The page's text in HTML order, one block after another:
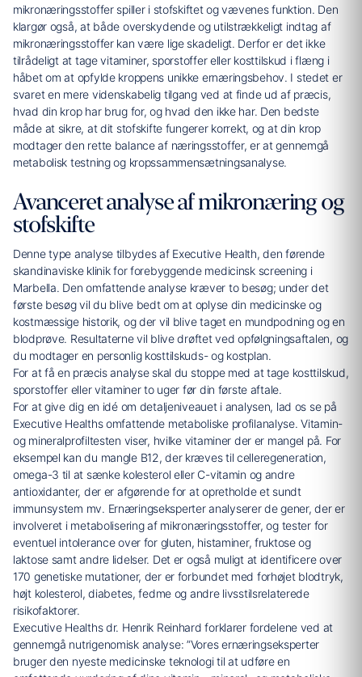
mikronæringsstoffer spiller i stofskiftet og vævenes funktion. Den
klargør også, at både overskydende og utilstrækkeligt indtag af
mikronæringsstoffer kan være lige skadeligt. Derfor er det ikke
tilrådeligt at tage vitaminer, sporstoffer eller kosttilskud i flæng i
håbet om at opfylde kroppens unikke ernæringsbehov. I stedet er
svaret en mere videnskabelig tilgang ved at finde ud af præcis,
hvad din krop har brug for, og hvad den ikke har. Den bedste
måde at sikre, at dit stofskifte fungerer korrekt, og at din krop
modtager den rette balance af næringsstoffer, er at gennemgå
metabolisk testning og kropssammensætningsanalyse.
Avanceret analyse af mikronæring og
stofskifte
Denne type analyse tilbydes af Executive Health, den førende
skandinaviske klinik for forebyggende medicinsk screening i
Marbella. Den omfattende analyse kræver to besøg; under det
første besøg vil du blive bedt om at oplyse din medicinske og
kostmæssige historik, og der vil blive taget en mundpodning og en
blodprøve. Resultaterne vil blive drøftet ved opfølgningsaftalen, og
du modtager en personlig kosttilskuds- og kostplan.
For at få en præcis analyse skal du stoppe med at tage kosttilskud,
sporstoffer eller vitaminer to uger før din første aftale.
For at give dig en idé om detaljeniveauet i analysen, lad os se på
Executive Healths omfattende metaboliske profilanalyse. Vitamin-
og mineralprofiltesten viser, hvilke vitaminer der er mangel på. For
eksempel kan du mangle B12, der kræves til celleregeneration,
omega-3 til at sænke kolesterol eller C-vitamin og andre
antioxidanter, der er afgørende for at opretholde et sundt
immunsystem mv. Ernæringseksperter analyserer de gener, der er
involveret i metabolisering af mikronæringsstoffer, og tester for
eventuel intolerance over for gluten, histaminer, fruktose og
laktose samt andre lidelser. Det er også muligt at identificere over
170 genetiske mutationer, der er forbundet med forhøjet blodtryk,
højt kolesterol, diabetes, fedme og andre livsstilsrelaterede
risikofaktorer.
Executive Healths dr. Henrik Reinhard forklarer fordelene ved at
gennemgå nutrigenomisk analyse: ”Vores ernæringseksperter
bruger den nyeste medicinske teknologi til at udføre en